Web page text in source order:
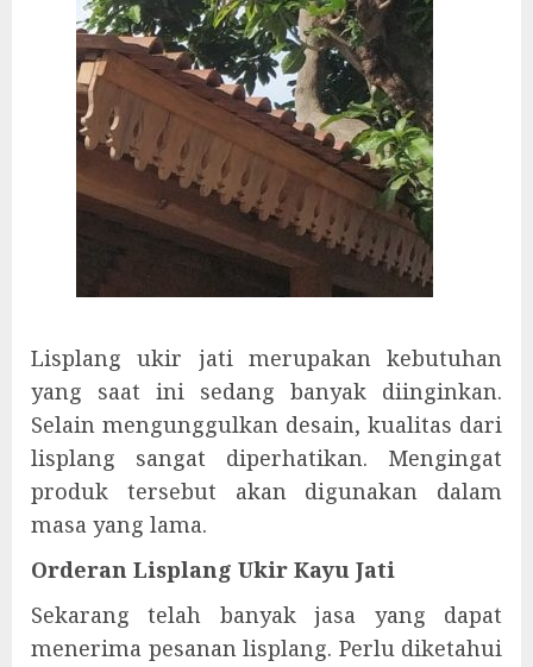
Lisplang ukir jati merupakan kebutuhan
yang saat ini sedang banyak diinginkan.
Selain mengunggulkan desain, kualitas dari
lisplang sangat diperhatikan. Mengingat
produk tersebut akan digunakan dalam
masa yang lama.
Orderan Lisplang Ukir Kayu Jati
Sekarang telah banyak jasa yang dapat
menerima pesanan lisplang. Perlu diketahui